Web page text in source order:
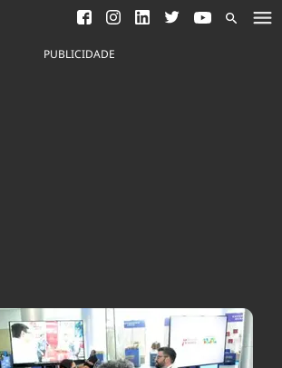
Saneamento
Indicadores
Comportamento
Cultura
Meio Ambiente
Podcast
PUBLICIDADE